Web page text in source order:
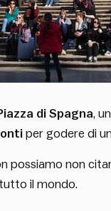
di Spagna,
per godere di
possiamo non
il mondo.